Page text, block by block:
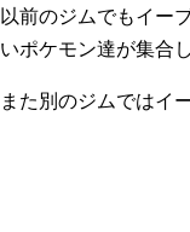
以前のジムでもイー
いポケモン達が集合
また別のジムではイ